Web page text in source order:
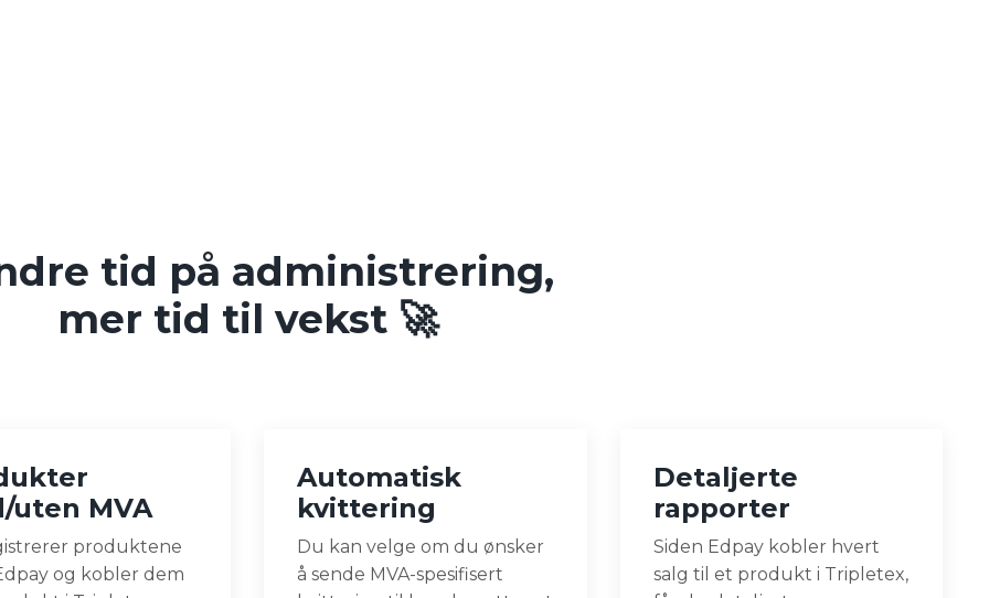
tid på administrering,
mer tid til vekst 🚀
uten MVA
produktene
og kobler dem
Automatisk
kvittering
Du kan velge om du ønsker
å sende MVA-spesifisert
Detaljerte
rapporter
Siden Edpay kobler hvert
salg til et produkt i Tripletex,